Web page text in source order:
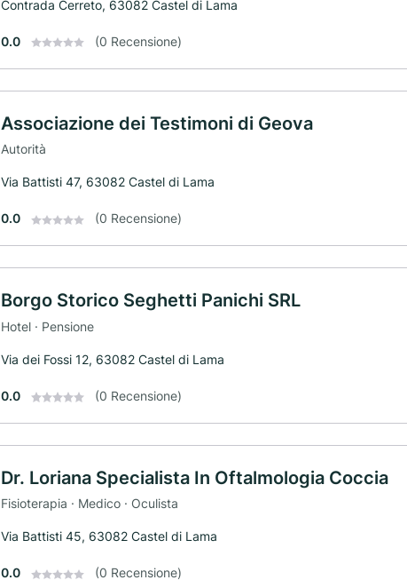
Contrada Cerreto, 63082 Castel di Lama
0.0 (0 Recensione)
Associazione dei Testimoni di Geova
Autorità
Via Battisti 47, 63082 Castel di Lama
0.0 (0 Recensione)
Borgo Storico Seghetti Panichi SRL
Hotel · Pensione
Via dei Fossi 12, 63082 Castel di Lama
0.0 (0 Recensione)
Dr. Loriana Specialista In Oftalmologia Coccia
Fisioterapia · Medico · Oculista
Via Battisti 45, 63082 Castel di Lama
0.0 (0 Recensione)